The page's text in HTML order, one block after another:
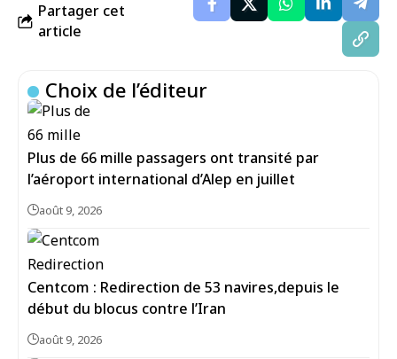
Partager cet
article
Choix de l’éditeur
Plus de 66 mille passagers ont transité par
l’aéroport international d’Alep en juillet
août 9, 2026
Centcom : Redirection de 53 navires,depuis le
début du blocus contre l’Iran
août 9, 2026